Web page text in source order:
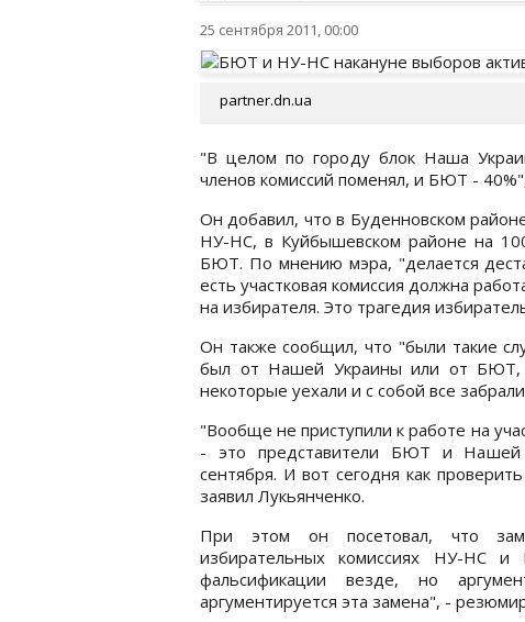
25 сентября 2011, 00:00
partner.dn.ua
"В целом по городу блок Наша
членов комиссий поменял, и БЮТ -
Он добавил, что в Буденновском
НУ-НС, в Куйбышевском районе на
БЮТ. По мнению мэра, "делается
есть участковая комиссия должна
на избирателя. Это трагедия
Он также сообщил, что "были такие
был от Нашей Украины или от БЮТ,
некоторые уехали и с собой все
"Вообще не приступили к работе на
- это представители БЮТ и Нашей
сентября. И вот сегодня как
заявил Лукьянченко.
При этом он посетовал, что
избирательных комиссиях НУ-НС
фальсификации везде, но
аргументируется эта замена", -